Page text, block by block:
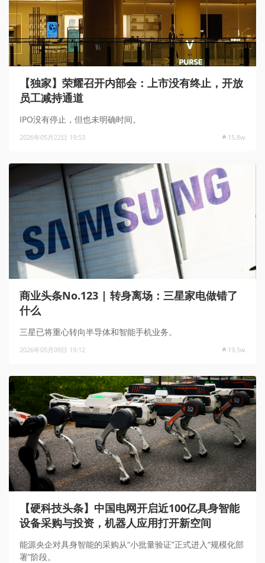
【独家】荣耀召开内部会：上市没有终止，开放
员工减持通道
IPO没有停止，但也未明确时间。
2026年05月22日 19:53 15.8w
商业头条No.123 | 转身离场：三星家电做错了
什么
三星已将重心转向半导体和智能手机业务。
2026年05月09日 19:12 19.5w
【硬科技头条】中国电网开启近100亿具身智能
设备采购与投资，机器人应用打开新空间
能源央企对具身智能的采购从“小批量验证”正式进入“规模化部
署”阶段。